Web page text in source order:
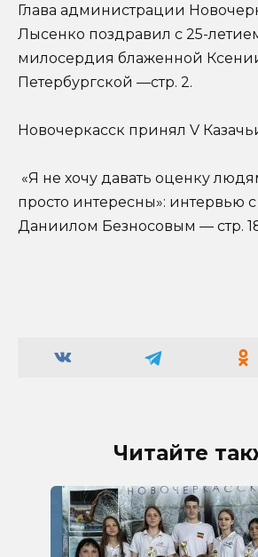
Глава администрации
Лысенко поздравил с 25-
милосердия блаженной
Петербургской —стр. 2.
Новочеркасск принял V
«Я не хочу давать оценку
просто интересны»: интервью
Даниилом Безносовым — стр.
Читайте